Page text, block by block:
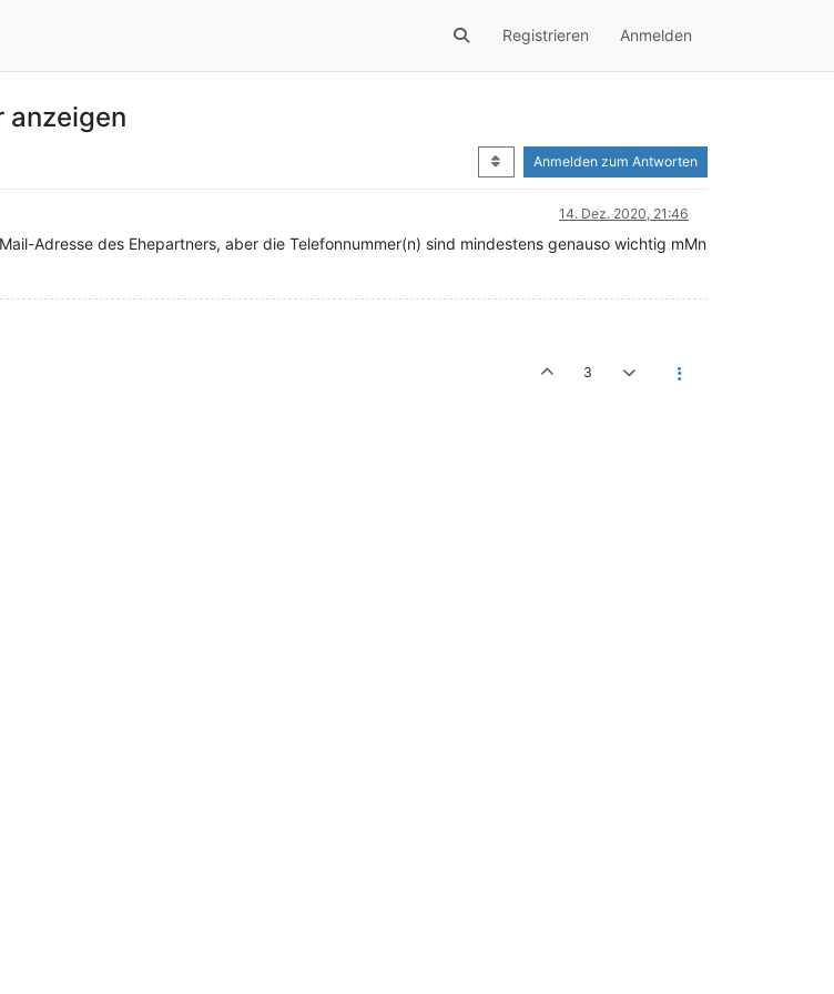
Registrieren Anmelden
anzeigen
Anmelden zum Antworten
14. Dez. 2020, 21:46
Adresse des Ehepartners, aber die Telefonnummer(n) sind mindestens genauso wichtig mMn
3